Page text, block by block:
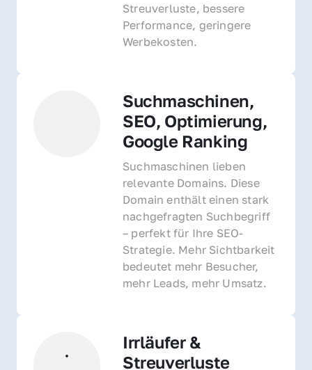
Streuverluste, bessere
Performance, geringere
Werbekosten.
Suchmaschinen,
SEO, Optimierung,
Google Ranking
Suchmaschinen lieben
relevante Domains. Diese
Domain enthält einen stark
nachgefragten Suchbegriff
– perfekt für Ihre SEO-
Strategie. Mehr Sichtbarkeit
bedeutet mehr Besucher,
mehr Leads, mehr Umsatz.
Irrläufer &
Streuverluste